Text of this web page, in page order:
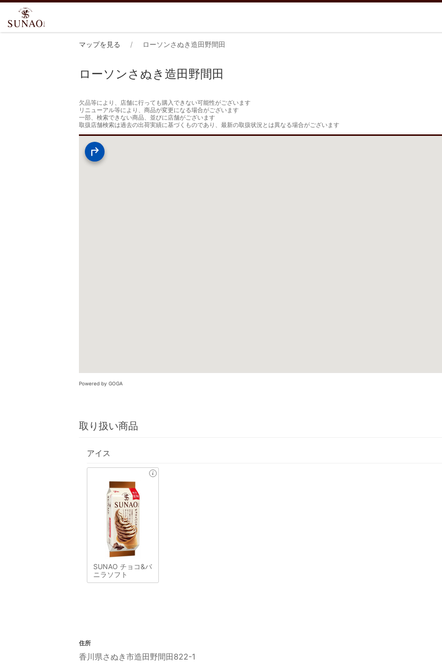
マップを見る ローソンさぬき造田野間田
ローソンさぬき造田野間田
欠品等により、店舗に行っても購入できない可能性がございます
リニューアル等により、商品が変更になる場合がございます
一部、検索できない商品、並びに店舗がございます
取扱店舗検索は過去の出荷実績に基づくものであり、最新の取扱状況とは異なる場合がございます
Powered by GOGA
取り扱い商品
アイス
SUNAO チョコ&バ
ニラソフト
住所
香川県さぬき市造田野間田822-1